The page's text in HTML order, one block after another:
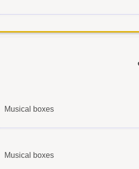
Musical boxes
Musical boxes